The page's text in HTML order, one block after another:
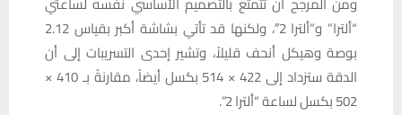
“ألترا” و”ألترا 2″، ولكنها قد تأتي بشاشة أكبر بقياس 2.12
بوصة وهيكل أنحف قليلاً، وتشير إحدى التسريبات إلى أن
الدقة ستزداد إلى 422 × 514 بكسل أيضاً، مقارنةً بـ 410 ×
502 بكسل لساعة “ألترا 2”.